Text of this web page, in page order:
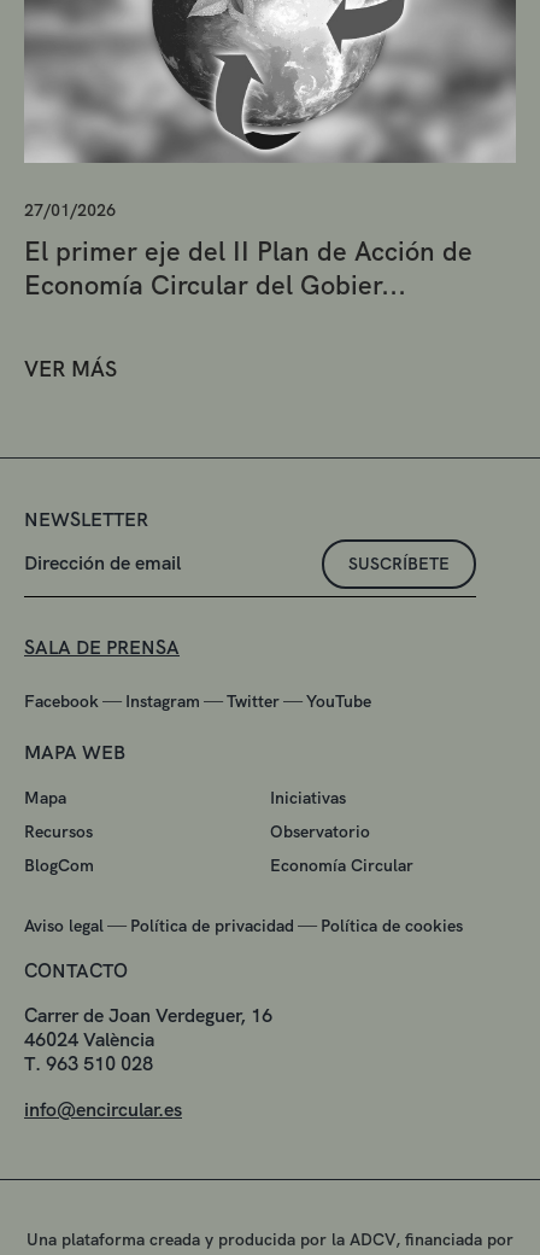
27/01/2026
El primer eje del II Plan de Acción de
Economía Circular del Gobier...
VER MÁS
NEWSLETTER
SUSCRÍBETE
SALA DE PRENSA
Facebook — Instagram —Twitter—YouTube
MAPA WEB
Mapa
Iniciativas
Recursos
Observatorio
BlogCom
Economía Circular
Aviso legal — Política de privacidad — Política de cookies
CONTACTO
Carrer de Joan Verdeguer, 16
46024 València
T. 963 510 028
info@encircular.es
Una plataforma creada y producida por la ADCV, financiada por